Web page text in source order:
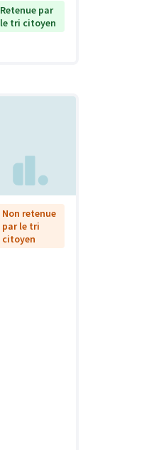
Retenue par
le tri citoyen
Non retenue
par le tri
citoyen